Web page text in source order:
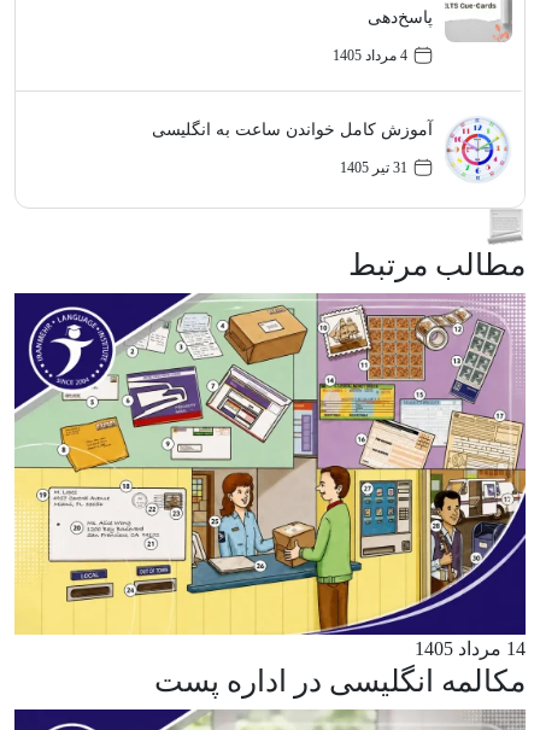
پاسخ‌دهی
4 مرداد 1405
آموزش کامل خواندن ساعت به انگلیسی
31 تیر 1405
مطالب مرتبط
14 مرداد 1405
مکالمه انگلیسی در اداره پست